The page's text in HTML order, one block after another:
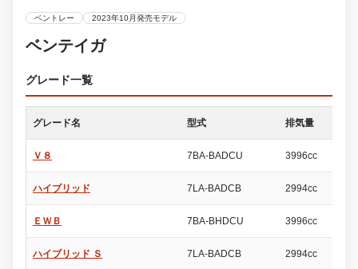
ベントレー 2023年10月発売モデル
ベンテイガ
グレード一覧
グレード名 型式 排気量
Ｖ８ 7BA-BADCU 3996cc
ハイブリッド 7LA-BADCB 2994cc
ＥＷＢ 7BA-BHDCU 3996cc
ハイブリッド Ｓ 7LA-BADCB 2994cc